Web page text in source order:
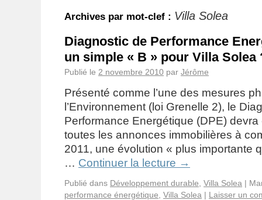
Archives par mot-clef : Villa Solea
Diagnostic de Performance
un simple « B » pour Villa Solea
Publié le 2 novembre 2010 par Jérôme
Présenté comme l’une des mesures
l’Environnement (loi Grenelle 2), le
Performance Energétique (DPE) devra
toutes les annonces immobilières à
2011, une évolution « plus importante
… Continuer la lecture →
Publié dans Développement durable Villa Solea |
performance énergétique Villa Solea | Laisser un